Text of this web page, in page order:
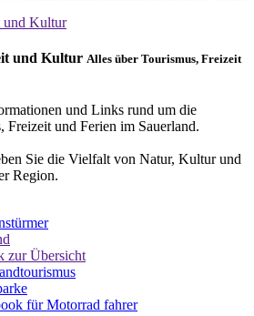
und Kultur
und Kultur Alles über Tourismus, Freizeit
und Links rund um die
Freizeit und Ferien im Sauerland.
Sie die Vielfalt von Natur, Kultur und
Region.
zur Übersicht
für Motorrad fahrer